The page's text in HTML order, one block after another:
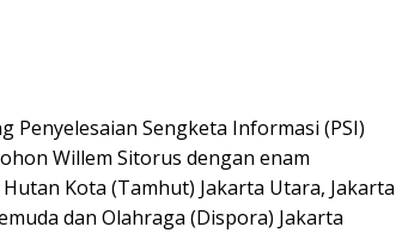
Penyelesaian Sengketa Informasi (PSI)
Willem Sitorus dengan enam
Kota (Tamhut) Jakarta Utara, Jakarta
dan Olahraga (Dispora) Jakarta